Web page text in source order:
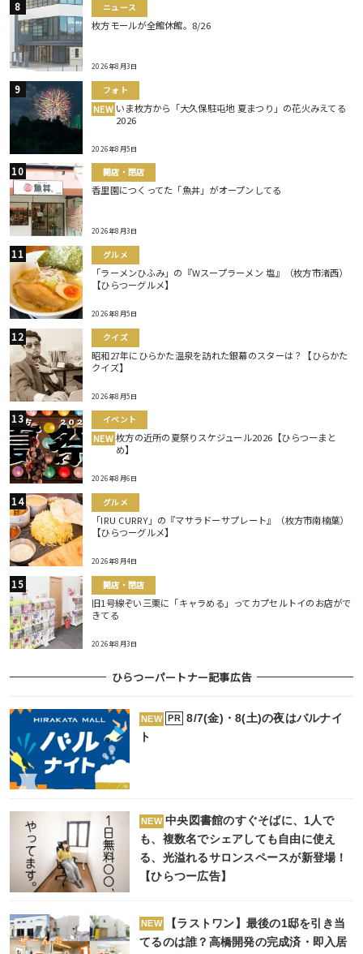
ニュース
枚方モールが全館休館。8/26
2026年8月3日
フォト
NEW いま枚方から「大久保駐屯地 夏まつり」の花火みえてる
2026
2026年8月5日
開店・閉店
香里園につくってた「魚丼」がオープンしてる
2026年8月3日
グルメ
「ラーメンひふみ」の『Wスープラーメン 塩』（枚方市渚西）
【ひらつーグルメ】
2026年8月5日
クイズ
昭和27年にひらかた温泉を訪れた銀幕のスターは？【ひらかた
クイズ】
2026年8月5日
イベント
NEW 枚方の近所の夏祭りスケジュール2026【ひらつーまと
め】
2026年8月6日
グルメ
「IRU CURRY」の『マサラドーサプレート』（枚方市南楠葉）
【ひらつーグルメ】
2026年8月4日
開店・閉店
旧1号線ぞい三栗に「キャラめる」ってカプセルトイのお店がで
きてる
2026年8月3日
ひらつーパートナー記事広告
NEW PR
8/7(金)・8(土)の夜はバルナイ
ト
NEW 中央図書館のすぐそばに、1人で
も、複数名でシェアしても自由に使え
る、光溢れるサロンスペースが新登場！
【ひらつー広告】
NEW
【ラストワン】最後の1邸を引き当
てるのは誰？高橋開発の完成済・即入居